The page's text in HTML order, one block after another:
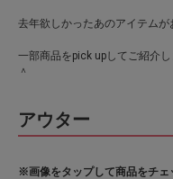
去年欲しかったあのアイテムが
一部商品をpick upしてご紹介
＾
アウター
※画像をタップして商品をチェ